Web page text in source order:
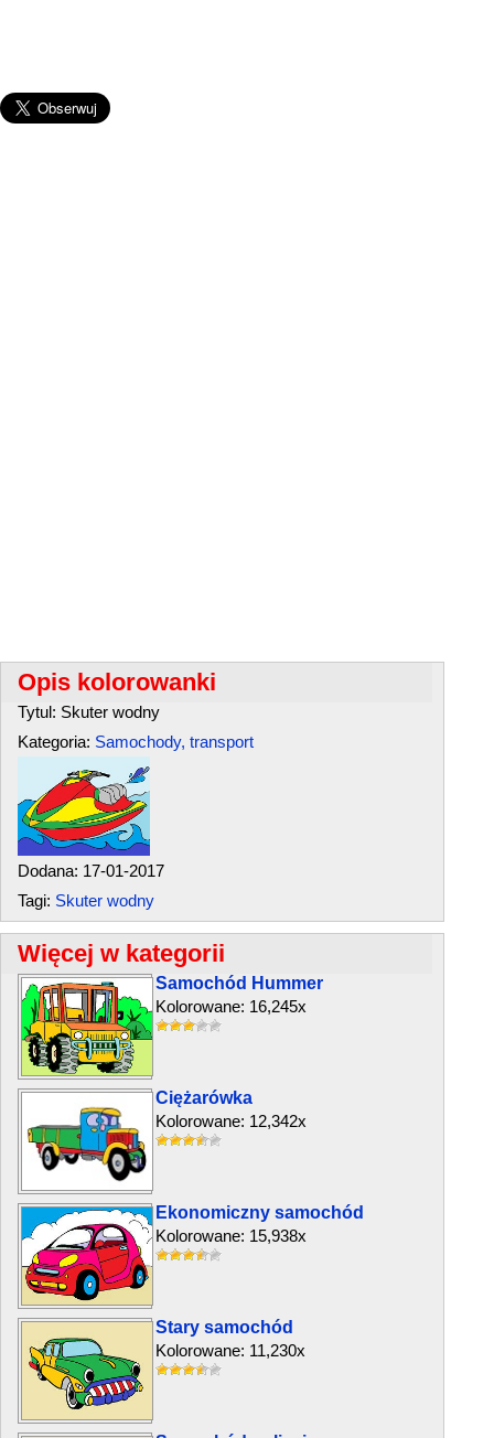
Opis kolorowanki
Tytul: Skuter wodny
Kategoria: Samochody, transport
Dodana: 17-01-2017
Tagi: Skuter wodny
Więcej w kategorii
Samochód Hummer
Kolorowane: 16,245x
Ciężarówka
Kolorowane: 12,342x
Ekonomiczny samochód
Kolorowane: 15,938x
Stary samochód
Kolorowane: 11,230x